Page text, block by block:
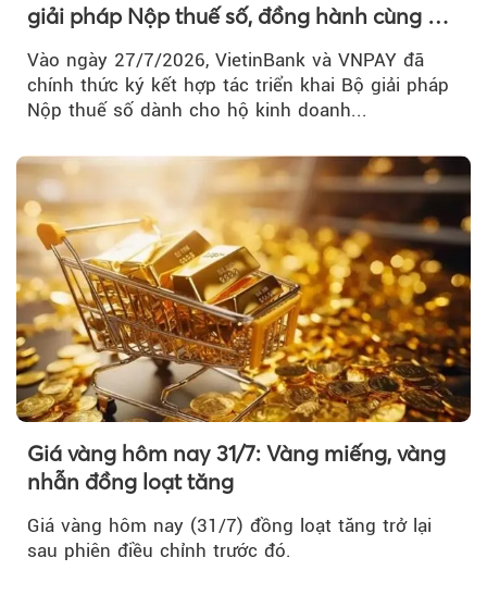
giải pháp Nộp thuế số, đồng hành cùng hộ
Vào ngày 27/7/2026, VietinBank và VNPAY đã
chính thức ký kết hợp tác triển khai Bộ giải pháp
Nộp thuế số dành cho hộ kinh doanh...
Giá vàng hôm nay 31/7: Vàng miếng, vàng
nhẫn đồng loạt tăng
Giá vàng hôm nay (31/7) đồng loạt tăng trở lại
sau phiên điều chỉnh trước đó.